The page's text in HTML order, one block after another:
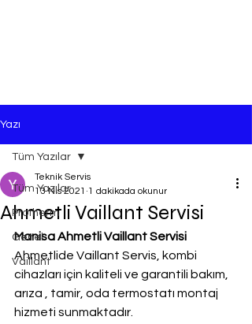
Yazı
Tüm Yazılar
Protherm
Genel
Vaillant
Tüm Yazılar
Ahmetli Vaillant Servisi
Teknik Servis
13 Nis 2021 1 dakikada okunur
Manisa Ahmetli Vaillant Servisi
Ahmetlide Vaillant Servis, kombi
cihazları için kaliteli ve garantili bakım,
arıza , tamir, oda termostatı montaj
hizmeti sunmaktadır.